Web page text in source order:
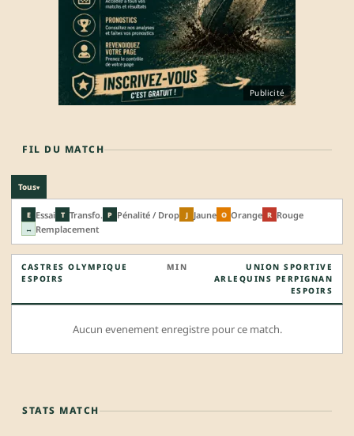
Publicité
FIL DU MATCH
Tous▾
E Essai T Transfo. P Pénalité / Drop J Jaune O Orange R Rouge
↔ Remplacement
CASTRES OLYMPIQUE
ESPOIRS
MIN
UNION SPORTIVE
ARLEQUINS PERPIGNAN
ESPOIRS
Aucun evenement enregistre pour ce match.
STATS MATCH